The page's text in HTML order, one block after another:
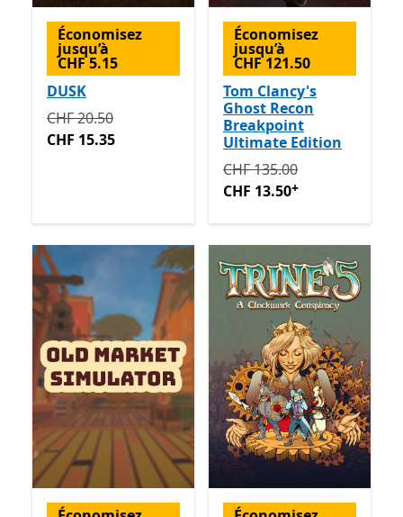
Économisez
jusqu’à
CHF 5.15
DUSK
Initialement CHF 20.50 maintenant CHF 15.35
CHF 20.50
CHF 15.35
Économisez
jusqu’à
CHF 121.50
Tom Clancy's
Ghost Recon
Breakpoint
Ultimate Edition
Initialement CHF 135.00
CHF 135.00
CHF 13.50+